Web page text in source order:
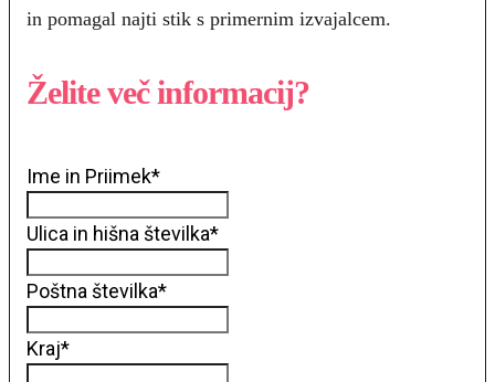
in pomagal najti stik s primernim izvajalcem.
Želite več informacij?
Ime in Priimek*
Ulica in hišna številka*
Poštna številka*
Kraj*